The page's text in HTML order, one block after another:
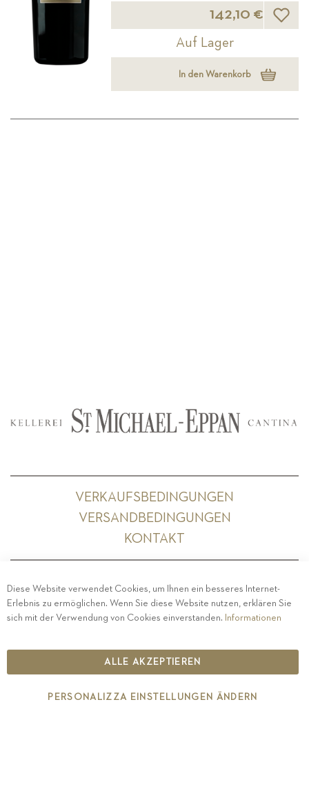
142,10 €
Auf Lager
In den Warenkorb
VERKAUFSBEDINGUNGEN
VERSANDBEDINGUNGEN
KONTAKT
PRIVACY-IMPRESSUM- COOKIE POLICY-
ETHISCHER KODEX
IT00126670215
Diese Website verwendet Cookies, um Ihnen ein besseres Internet-
Erlebnis zu ermöglichen. Wenn Sie diese Website nutzen, erklären Sie
sich mit der Verwendung von Cookies einverstanden. Informationen
ALLE AKZEPTIEREN
PERSONALIZZA EINSTELLUNGEN ÄNDERN